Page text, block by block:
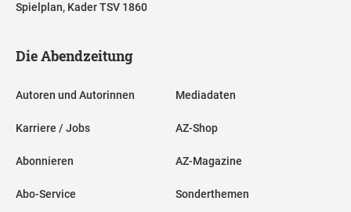
Spielplan, Kader TSV 1860
Die Abendzeitung
Autoren und Autorinnen
Karriere / Jobs
Abonnieren
Abo-Service
Mediadaten
AZ-Shop
AZ-Magazine
Sonderthemen